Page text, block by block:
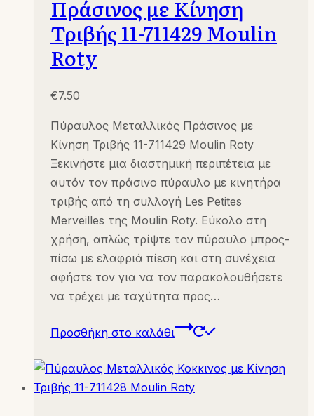
Πράσινος με Κίνηση
Τριβής 11-711429 Moulin
Roty
€7.50
Πύραυλος Μεταλλικός Πράσινος με
Κίνηση Τριβής 11-711429 Moulin Roty
Ξεκινήστε μια διαστημική περιπέτεια με
αυτόν τον πράσινο πύραυλο με κινητήρα
τριβής από τη συλλογή Les Petites
Merveilles της Moulin Roty. Εύκολο στη
χρήση, απλώς τρίψτε τον πύραυλο μπρος-
πίσω με ελαφριά πίεση και στη συνέχεια
αφήστε τον για να τον παρακολουθήσετε
να τρέχει με ταχύτητα προς…
Προσθήκη στο καλάθι